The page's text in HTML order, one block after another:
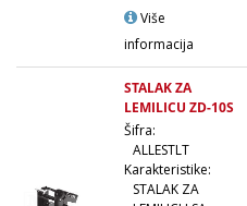
Više
informacija
STALAK ZA
LEMILICU ZD-10S
Šifra:
ALLESTLT
Karakteristike:
STALAK ZA